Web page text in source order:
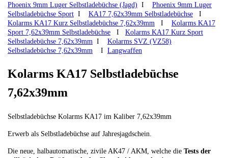
Phoenix 9mm Luger Selbstladebüchse (Jagd) I Phoenix 9mm Luger
Selbstladebüchse Sport I KA17 7,62x39mm Selbstladebüchse I
Kolarms KA17 Kurz Selbstladebüchse 7,62x39mm I Kolarms KA17
Sport 7,62x39mm Selbstladebüchse I Kolarms KA17 Kurz Sport
Selbstladebüchse 7,62x39mm I Kolarms SVZ (VZ58)
Selbstladebüchse 7,62x39mm I Langwaffen
Kolarms KA17 Selbstladebüchse
7,62x39mm
Selbstladebüchse Kolarms KA17 im Kaliber 7,62x39mm
Erwerb als Selbstladebüchse auf Jahresjagdschein.
Die neue, halbautomatische, zivile AK47 / AKM, welche die Tests der